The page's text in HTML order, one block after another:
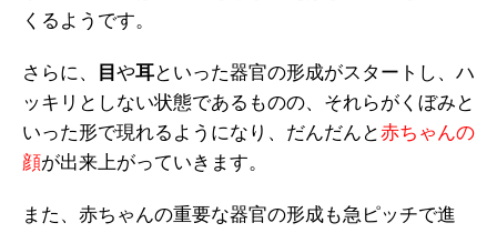
くるようです。
さらに、 目 や耳といった器官の形成がスタートし、ハ
ッキリとしない状態であるものの、それらがくぼみと
いった形で現れるようになり、だんだんと赤ちゃんの
顔が出来上がっていきます。
また、赤ちゃんの重要な器官の形成も急ピッチで進